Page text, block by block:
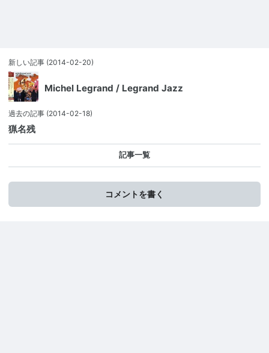
新しい記事 (2014-02-20)
Michel Legrand / Legrand Jazz
過去の記事 (2014-02-18)
猟名残
記事一覧
コメントを書く